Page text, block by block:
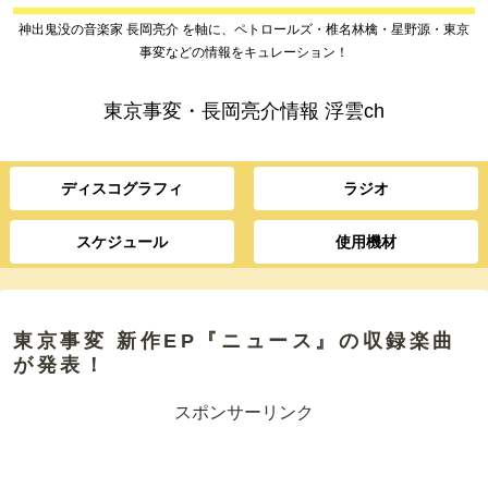
神出鬼没の音楽家 長岡亮介 を軸に、ペトロールズ・椎名林檎・星野源・東京
事変などの情報をキュレーション！
東京事変・長岡亮介情報 浮雲ch
ディスコグラフィ ラジオ
スケジュール 使用機材
東京事変 新作EP『ニュース』の収録楽曲
が発表！
スポンサーリンク